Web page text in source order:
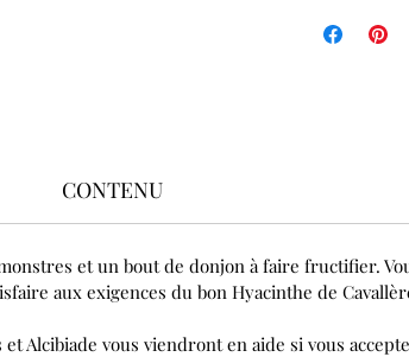
CONTENU
et un bout de donjon à faire fructifier.
aux exigences du bon Hyacinthe de
Alcibiade vous viendront en aide si vous